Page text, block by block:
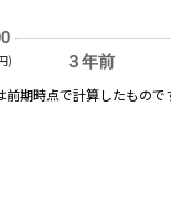
３年前
)
期時点で計算したもので